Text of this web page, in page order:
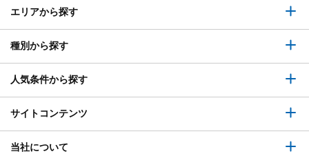
エリアから探す
種別から探す
人気条件から探す
サイトコンテンツ
当社について